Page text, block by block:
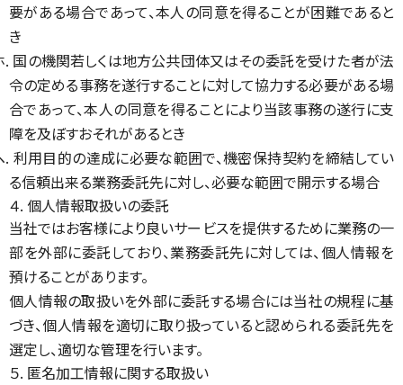
要がある場合であって、本人の同意を得ることが困難であると
き
. 国の機関若しくは地方公共団体又はその委託を受けた者が法
令の定める事務を遂行することに対して協力する必要がある場
合であって、本人の同意を得ることにより当該事務の遂行に支
障を及ぼすおそれがあるとき
. 利用目的の達成に必要な範囲で、機密保持契約を締結してい
る信頼出来る業務委託先に対し、必要な範囲で開示する場合
４. 個人情報取扱いの委託
当社ではお客様により良いサービスを提供するために業務の一
部を外部に委託しており、業務委託先に対しては、個人情報を
預けることがあります。
個人情報の取扱いを外部に委託する場合には当社の規程に基
づき、個人情報を適切に取り扱っていると認められる委託先を
選定し、適切な管理を行います。
５. 匿名加工情報に関する取扱い